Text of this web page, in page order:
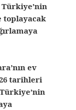
toplayacak
ev
tarihleri